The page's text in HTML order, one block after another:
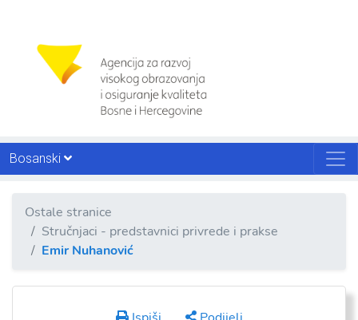
Bosanski
Ostale stranice
Stručnjaci - predstavnici privrede i prakse
Emir Nuhanović